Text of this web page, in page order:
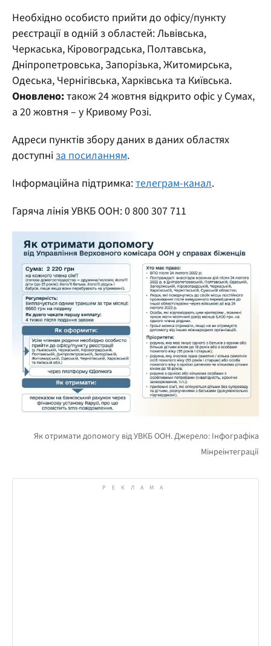
Необхідно особисто прийти до офісу/пункту
реєстрації в одній з областей: Львівська,
Черкаська, Кіровоградська, Полтавська,
Дніпропетровська, Запорізька, Житомирська,
Одеська, Чернігівська, Харківська та Київська.
Оновлено:також 24 жовтня відкрито офіс у Сумах,
а 20 жовтня – у Кривому Розі.
Адреси пунктів збору даних в даних областях
доступніза посиланням.
Інформаційна підтримка:телеграм-канал.
Гаряча лінія УВКБ ООН: 0 800 307 711